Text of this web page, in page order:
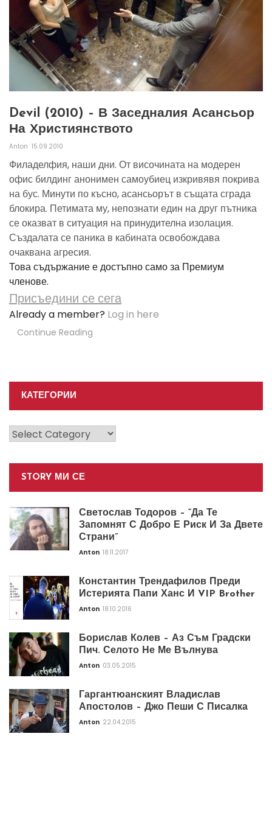
Devil (2010) – В Заседналия Асансьор
На Християнството
Anton 15.09.2010
Филаделфия, наши дни. От височината на модерен
офис билдинг анонимен самоубиец изкривявя покрива
на бус. Минути по късно, асансьорът в същата сграда
блокира. Петимата му, непознати един на друг пътника
се оказват в ситуация на принудителна изолация.
Създалата се паника в кабината освобождава
очаквана агресия.
Това съдържание е достъпно само за Премиум
членове.
Присъедини се сега
Already a member? Log in here
Continue Reading
КАТЕГОРИИ
Категории
STORY МИ СЕ
Светослав Тодоров – “Да Те
Запомнят С Добро Е Риск И За Двете
Страни”
Anton 18.11.2017
Константин Трендафилов Преди
Истерията Папи Ханс И VIP Brother
Anton 18.10.2016
Борислав Колев – Аз Съм Градски
Пич. Селото Не Ме Вълнува
Anton 03.05.2015
Гаргантюанският Владислав
Апостолов – Джо Пеши С Писалка
Anton 22.04.2015